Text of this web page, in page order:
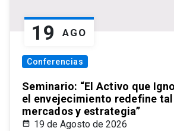
19 AGO
Conferencias
Seminario: “El Activo que
el envejecimiento redefine
mercados y estrategia”
19 de Agosto de 2026